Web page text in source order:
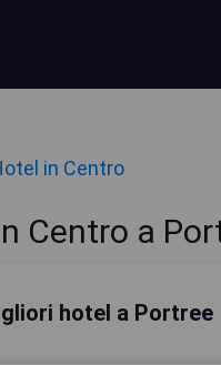
in Centro
Centro a
hotel a Portree